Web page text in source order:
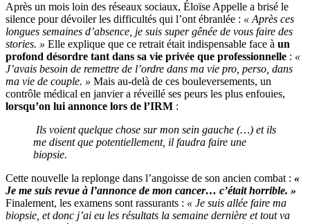
Après un mois loin des réseaux sociaux, Éloïse Appelle a brisé le
silence pour dévoiler les difficultés qui l’ont ébranlée : « Après ces
longues semaines d’absence, je suis super gênée de vous faire des
stories. » Elle explique que ce retrait était indispensable face à un
profond désordre tant dans sa vie privée que professionnelle : «
J’avais besoin de remettre de l’ordre dans ma vie pro, perso, dans
ma vie de couple. » Mais au-delà de ces bouleversements, un
contrôle médical en janvier a réveillé ses peurs les plus enfouies,
lorsqu’on lui annonce lors de l’IRM :
Ils voient quelque chose sur mon sein gauche (…) et ils
me disent que potentiellement, il faudra faire une
biopsie.
Cette nouvelle la replonge dans l’angoisse de son ancien combat : «
Je me suis revue à l’annonce de mon cancer… c’était horrible. »
Finalement, les examens sont rassurants : « Je suis allée faire ma
biopsie, et donc j’ai eu les résultats la semaine dernière et tout va